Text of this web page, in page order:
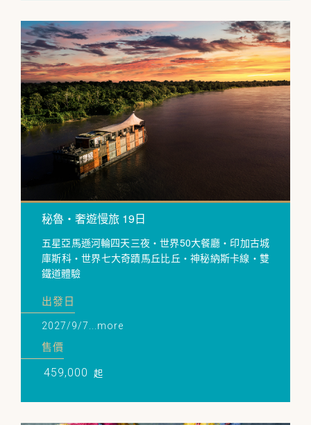
秘魯・奢遊慢旅 19日
五星亞馬遜河輪四天三夜・世界50大餐廳・印加古城
庫斯科・世界七大奇蹟馬丘比丘・神秘納斯卡線・雙
鐵道體驗
出發日
2027/9/7...more
售價
459,000 起